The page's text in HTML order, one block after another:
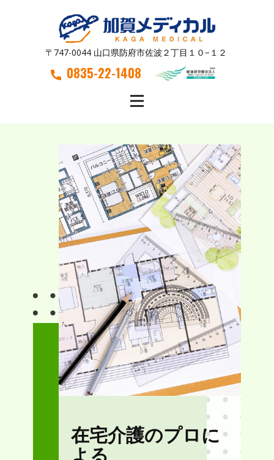
〒747-0044 山口県防府市佐波２丁目１０−１２
0835-22-1408
在宅介護のプロに
よる